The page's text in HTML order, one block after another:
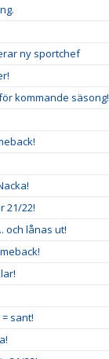
ny sportchef
kommande säsong!
21/22!
och lånas ut!
sant!